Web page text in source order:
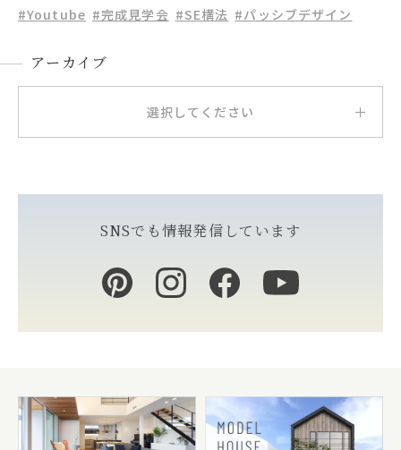
#Youtube #完成見学会 #SE構法 #パッシブデザイン
アーカイブ
選択してください
SNSでも情報発信しています